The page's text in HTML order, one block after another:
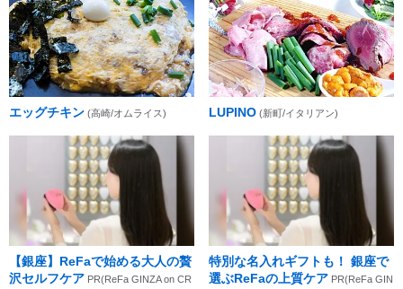
エッグチキン (高崎/オムライス) LUPINO (新町/イタリアン)
【銀座】ReFaで始める大人の贅
沢セルフケア PR(ReFa GINZA on CR
特別な名入れギフトも！ 銀座で
選ぶReFaの上質ケア PR(ReFa GIN